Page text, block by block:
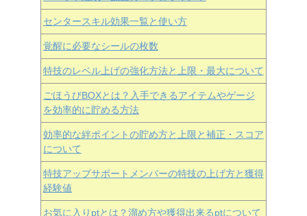
センタースキル効果一覧と使い方
覚醒に必要なシールの枚数
特技のレベル上げの強化方法と上限・最大について
ごほうびBOXとは？入手できるアイテムやゲージ
を効率的に貯める方法
効率的な絆ポイントの貯め方と上限と補正・スコア
について
特技アップサポートメンバーの特技の上げ方と獲得
経験値
お気に入りptとは？溜め方や獲得出来るptについて